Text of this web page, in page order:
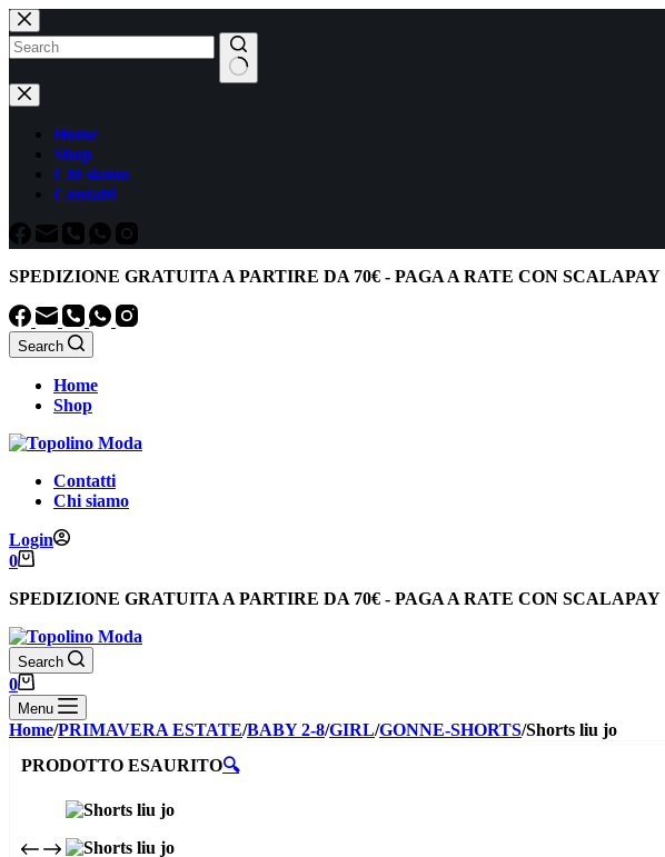
Salta
al
contenuto
Nessun
risultato
Home
Shop
Chi siamo
Contatti
SPEDIZIONE GRATUITA A PARTIRE DA 70€ - PAGA A RATE CON SCALAPAY
Search
Home
Shop
Contatti
Chi siamo
Login
Carrello
0
SPEDIZIONE GRATUITA A PARTIRE DA 70€ - PAGA A RATE CON SCALAPAY
Search
Carrello
0
Menu
Home/PRIMAVERA ESTATE/BABY 2-8/GIRL/GONNE-SHORTS/Shorts liu jo
PRODOTTO ESAURITO🔍